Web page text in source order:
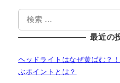
最近の
ヘッドライトはなぜ黄ばむ？
ぶポイントとは？